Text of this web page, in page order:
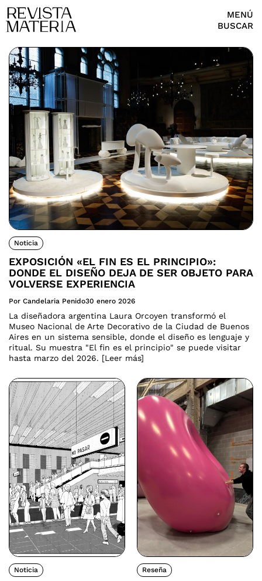
MENÚ
BUSCAR
Noticia
EXPOSICIÓN «EL FIN ES EL PRINCIPIO»:
DONDE EL DISEÑO DEJA DE SER OBJETO PARA
VOLVERSE EXPERIENCIA
Por Candelaria Penido30 enero 2026
La diseñadora argentina Laura Orcoyen transformó el
Museo Nacional de Arte Decorativo de la Ciudad de Buenos
Aires en un sistema sensible, donde el diseño es lenguaje y
ritual. Su muestra "El fin es el principio" se puede visitar
hasta marzo del 2026. [Leer más]
Noticia Reseña